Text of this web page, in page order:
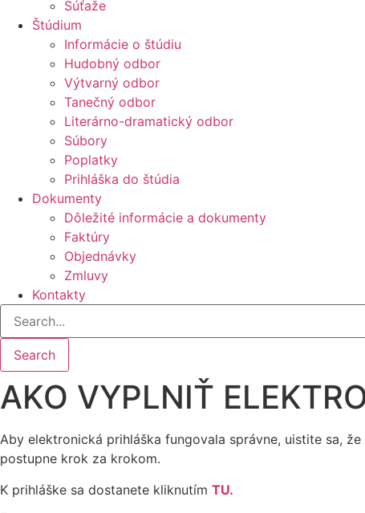
Súťaže
Štúdium
Informácie o štúdiu
Hudobný odbor
Výtvarný odbor
Tanečný odbor
Literárno-dramatický odbor
Súbory
Poplatky
Prihláška do štúdia
Dokumenty
Dôležité informácie a dokumenty
Faktúry
Objednávky
Zmluvy
Kontakty
Search
AKO VYPLNIŤ
Aby elektronická prihláška fungovala správne, uistite sa,
postupne krok za krokom.
K prihláške sa dostanete kliknutím TU.